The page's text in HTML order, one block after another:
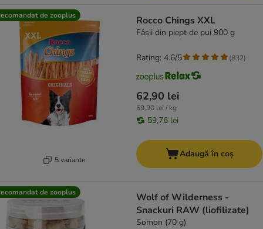
de zooplus
5 variante
Rocco Chings XXL
Fâșii din piept de pui 900 g
62,90 lei
69,90 lei / kg
59,76 lei
Rating: 4.6/5 (832)
Adaugă în coș
de zooplus
Wolf of Wilderness -
Snackuri RAW (liofilizate)
Somon (70 g)